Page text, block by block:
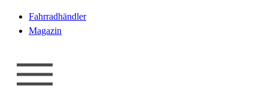
Fahrradhändler
Magazin